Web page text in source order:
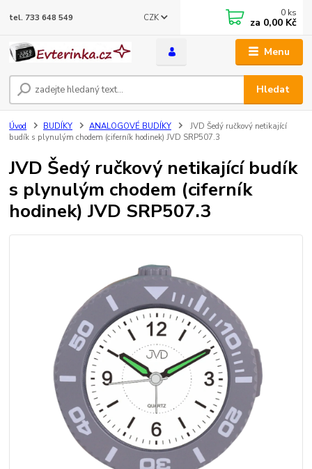
Menu
CZK
Hledat
tel. 733 648 549 0 ks
za 0,00 Kč
Úvod BUDÍKY ANALOGOVÉ BUDÍKY
JVD Šedý ručkový netikající
budík s plynulým chodem (ciferník hodinek) JVD SRP507.3
JVD Šedý ručkový netikající budík
s plynulým chodem (ciferník
hodinek) JVD SRP507.3